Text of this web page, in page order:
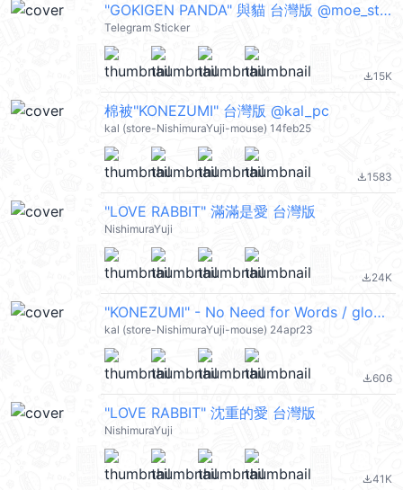
"GOKIGEN PANDA" 與貓 台灣版 @moe_sticker_bot
Telegram Sticker
file_download15K
棉被"KONEZUMI" 台灣版 @kal_pc
kal (store-NishimuraYuji-mouse) 14feb25
file_download1583
"LOVE RABBIT" 滿滿是愛 台灣版
NishimuraYuji
file_download24K
"KONEZUMI" - No Need for Words / global @kal_pc
kal (store-NishimuraYuji-mouse) 24apr23
file_download606
"LOVE RABBIT" 沈重的愛 台灣版
NishimuraYuji
file_download41K